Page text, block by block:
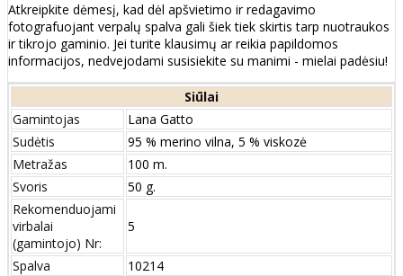
Atkreipkite dėmesį, kad dėl apšvietimo ir redagavimo
fotografuojant verpalų spalva gali šiek tiek skirtis tarp nuotraukos
ir tikrojo gaminio. Jei turite klausimų ar reikia papildomos
informacijos, nedvejodami susisiekite su manimi - mielai padėsiu!
Siūlai
Gamintojas
Lana Gatto
Sudėtis
95 % merino vilna, 5 % viskozė
Metražas
100 m.
Svoris
50 g.
Rekomenduojami
virbalai
(gamintojo) Nr:
5
Spalva
10214